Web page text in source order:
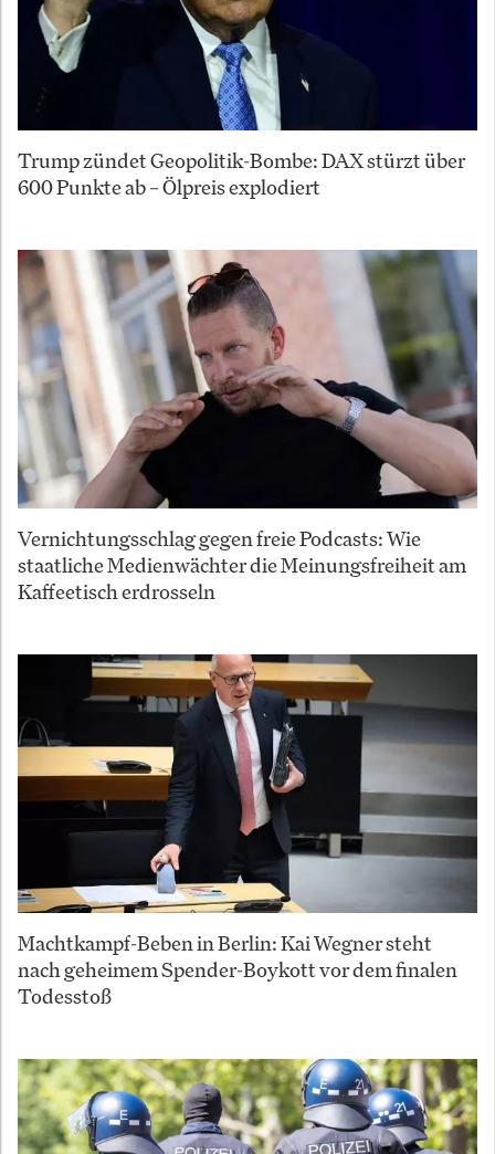
Trump zündet Geopolitik-Bombe: DAX stürzt über
600 Punkte ab – Ölpreis explodiert
Vernichtungsschlag gegen freie Podcasts: Wie
staatliche Medienwächter die Meinungsfreiheit am
Kaffeetisch erdrosseln
Machtkampf-Beben in Berlin: Kai Wegner steht
nach geheimem Spender-Boykott vor dem finalen
Todesstoß